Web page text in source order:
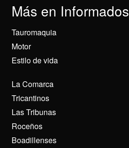
Más en Informados
Tauromaquia
Motor
Estilo de vida
La Comarca
Tricantinos
Las Tribunas
Roceños
Boadillenses